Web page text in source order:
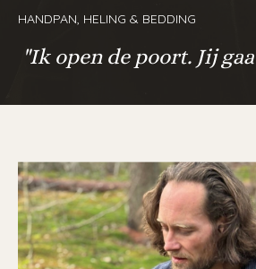
HANDPAN, HELING & BEDDING
"Ik open de poort. Jij